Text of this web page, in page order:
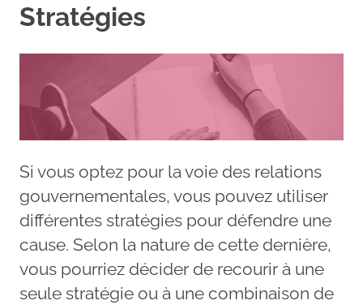
Stratégies
Si vous optez pour la voie des relations
gouvernementales, vous pouvez utiliser
différentes stratégies pour défendre une
cause. Selon la nature de cette dernière,
vous pourriez décider de recourir à une
seule stratégie ou à une combinaison de